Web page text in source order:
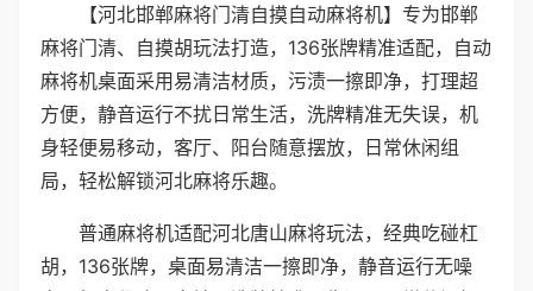
【河北邯郸麻将门清自摸自动麻将机】专为邯郸
麻将门清、自摸胡玩法打造，136张牌精准适配，自动
麻将机桌面采用易清洁材质，污渍一擦即净，打理超
方便，静音运行不扰日常生活，洗牌精准无失误，机
身轻便易移动，客厅、阳台随意摆放，日常休闲组
局，轻松解锁河北麻将乐趣。
普通麻将机适配河北唐山麻将玩法，经典吃碰杠
胡，136张牌，桌面易清洁一擦即净，静音运行无噪